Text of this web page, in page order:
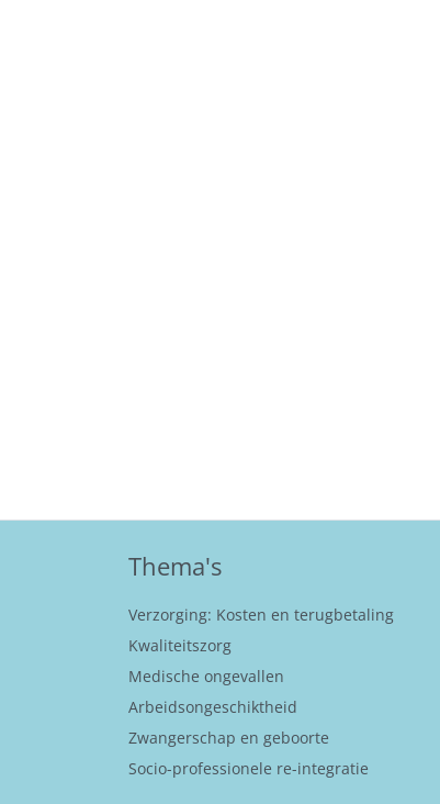
Thema's
Verzorging: Kosten en terugbetaling
Kwaliteitszorg
Medische ongevallen
Arbeidsongeschiktheid
Zwangerschap en geboorte
Socio-professionele re-integratie